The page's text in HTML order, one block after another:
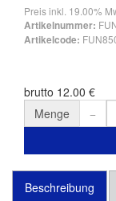
Preis inkl. 19.00%
Artikelnummer:
Artikelcode:
brutto 12.00 €
Menge
Beschreibung